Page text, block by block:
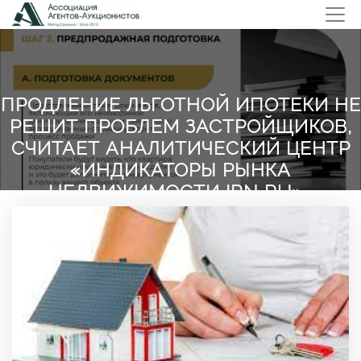
ПРОДЛЕНИЕ ЛЬГОТНОЙ ИПОТЕКИ НЕ
РЕШИТ ПРОБЛЕМ ЗАСТРОЙЩИКОВ,
СЧИТАЕТ АНАЛИТИЧЕСКИЙ ЦЕНТР
«ИНДИКАТОРЫ РЫНКА
НЕДВИЖИМОСТИ IRN RU».
НОВОСТИ НЕДВИЖИМОСТИ
Продление льготной ипотеки не решит проблем
застройщиков, считает аналитический центр
«Индикаторы рынка недвижимости IRN RU».